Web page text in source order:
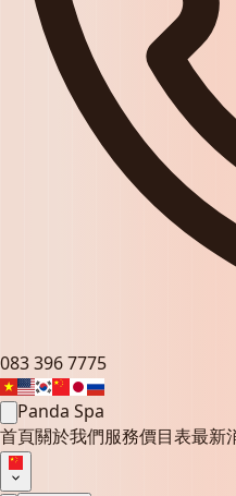
083 396 7775
Panda Spa
首頁關於我們服務價目表最新